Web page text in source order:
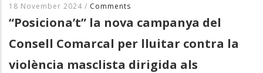
18 November 2024 / Comments
“Posiciona’t” la nova campanya del
Consell Comarcal per lluitar contra la
violència masclista dirigida als